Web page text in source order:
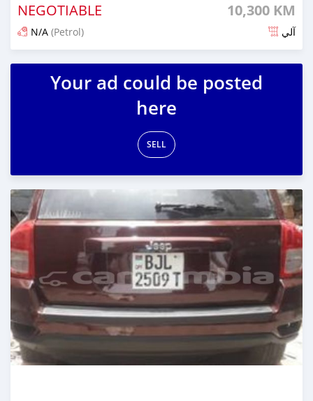
NEGOTIABLE 10,300 KM
N/A (Petrol) آلي
تم النشر منذ حوالي سنتان مضت
Your ad could be posted
here
SELL